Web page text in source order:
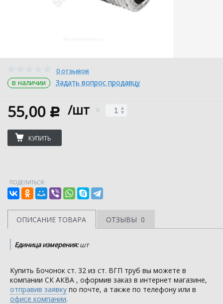
0 отзывов
в наличии Задать вопрос продавцу
55,00 c /шт
КУПИТЬ
ПОДЕЛИТЬСЯ:
ОПИСАНИЕ ТОВАРА ОТЗЫВЫ 0
Единица измерения:шт
Купить Бочонок ст. 32 из ст. ВГП труб вы можете в
компании СК АКВА , оформив заказ в интернет магазине,
отправив заявку по почте, а также по телефону или в
офисе компании.